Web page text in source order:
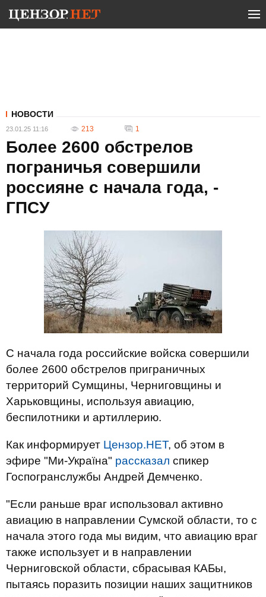
НОВОСТИ
23.01.25 11:16 213 1
Более 2600 обстрелов
пограничья совершили
россияне с начала года, -
ГПСУ
С начала года российские войска совершили
более 2600 обстрелов приграничных
территорий Сумщины, Черниговщины и
Харьковщины, используя авиацию,
беспилотники и артиллерию.
Как информирует Цензор.НЕТ, об этом в
эфире "Ми-Україна" рассказал спикер
Госпогранслужбы Андрей Демченко.
"Если раньше враг использовал активно
авиацию в направлении Сумской области, то с
начала этого года мы видим, что авиацию враг
также использует и в направлении
Черниговской области, сбрасывая КАБы,
пытаясь поразить позиции наших защитников